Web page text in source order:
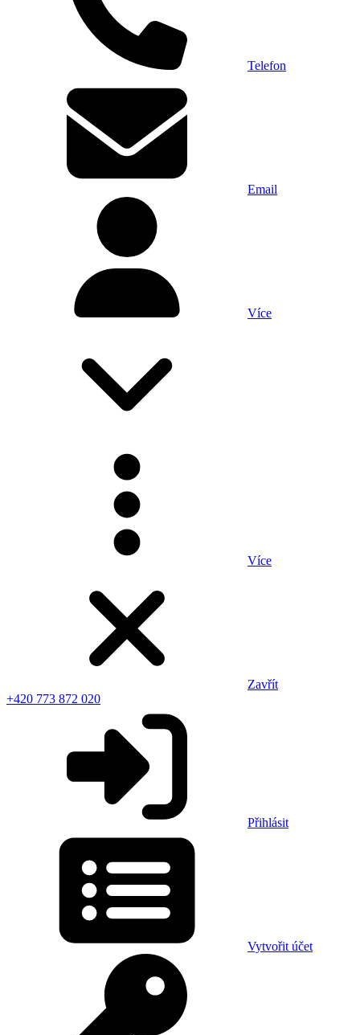
Telefon
Email
Více
Více
Zavřít
+420 773 872 020
Přihlásit
Vytvořit účet